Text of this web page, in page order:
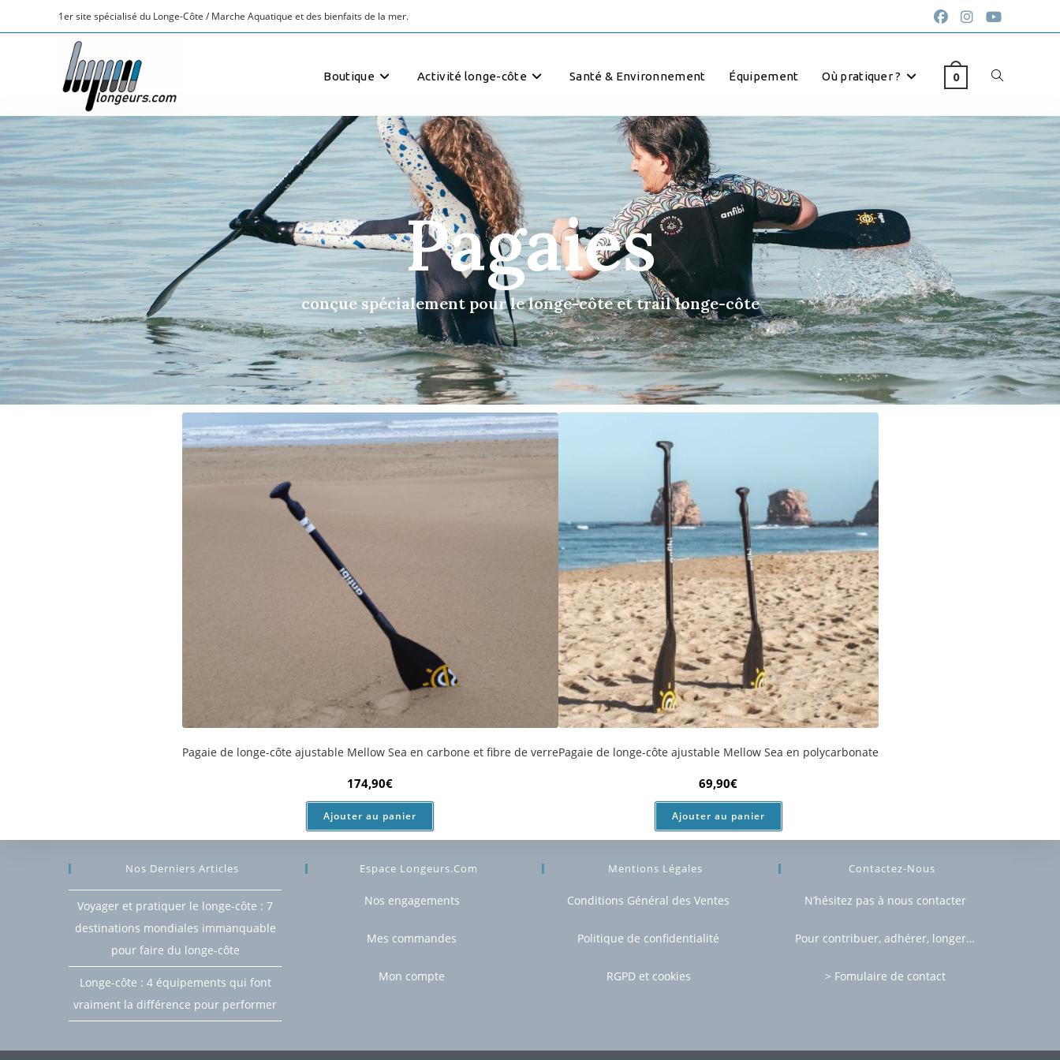
Pagaies
conçue spécialement pour le longe-côte et trail longe-côte
Pagaie de longe-côte ajustable Mellow Sea en carbone et fibre de verre
174,90
Ajouter au panier
Pagaie de longe-côte ajustable Mellow Sea en polycarbonate
69,90€
Ajouter au panier
Nos Derniers Articles
Voyager et pratiquer le longe-côte : 7
destinations mondiales immanquable
pour faire du longe-côte
Longe-côte : 4 équipements qui font
vraiment la différence pour performer
Espace Longeurs.com
Nos engagements
Mes commandes
Mon compte
Mentions Légales
Conditions Général des Ventes
Politique de confidentialité
RGPD et cookies
Contactez-Nous
N’hésitez pas à nous contacter
Pour contribuer, adhérer, longer…
> Fomulaire de contact